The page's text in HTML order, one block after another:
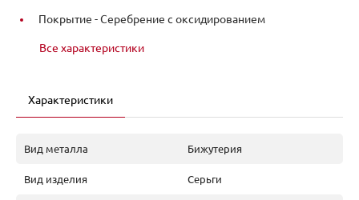
Покрытие -Серебрение с оксидированием
Все характеристики
Характеристики
Вид металла Бижутерия
Вид изделия Серьги